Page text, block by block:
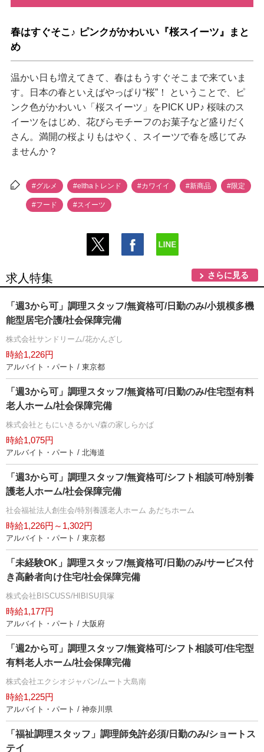
春はすぐそこ♪ ピンクがかわいい『桜スイーツ』まと
め
温かい日も増えてきて、春はもうすぐそこまで来ていま
す。日本の春といえばやっぱり“桜”！ ということで、ピ
ンク色がかわいい「桜スイーツ」をPICK UP♪ 桜味のス
イーツをはじめ、花びらモチーフのお菓子など盛りだく
さん。満開の桜よりもはやく、スイーツで春を感じてみ
ませんか？
#グルメ #elthaトレンド #カワイイ #新商品 #限定
#フード #スイーツ
求人特集 さらに見る
「週3から可」調理スタッフ/無資格可/日勤のみ/小規模多機
能型居宅介護/社会保障完備
株式会社サンドリーム/花かんざし
時給1,226円
アルバイト・パート / 東京都
「週3から可」調理スタッフ/無資格可/日勤のみ/住宅型有料
老人ホーム/社会保障完備
株式会社ともにいきるかい/森の家しらかば
時給1,075円
アルバイト・パート / 北海道
「週3から可」調理スタッフ/無資格可/シフト相談可/特別養
護老人ホーム/社会保障完備
社会福祉法人創生会/特別養護老人ホーム あだちホーム
時給1,226円～1,302円
アルバイト・パート / 東京都
「未経験OK」調理スタッフ/無資格可/日勤のみ/サービス付
き高齢者向け住宅/社会保障完備
株式会社BISCUSS/HIBISU貝塚
時給1,177円
アルバイト・パート / 大阪府
「週2から可」調理スタッフ/無資格可/シフト相談可/住宅型
有料老人ホーム/社会保障完備
株式会社エクシオジャパン/ムート大島南
時給1,225円
アルバイト・パート / 神奈川県
「福祉調理スタッフ」調理師免許必須/日勤のみ/ショートス
テイ